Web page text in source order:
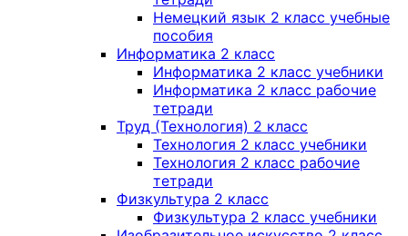
Немецкий язык 2 класс учебные
пособия
Информатика 2 класс
Информатика 2 класс учебники
Информатика 2 класс рабочие
тетради
Труд (Технология) 2 класс
Технология 2 класс учебники
Технология 2 класс рабочие
тетради
Физкультура 2 класс
Физкультура 2 класс учебники